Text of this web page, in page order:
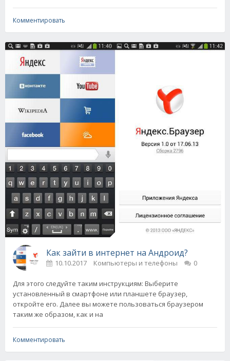
Комментировать
Как зайти в интернет на Андроид?
10.10.2017 Компьютеры и телефоны 0
Для этого следуйте таким инструкциям: Выберите
установленный в смартфоне или планшете браузер,
откройте его. Далее вы можете пользоваться браузером
таким же образом, как и на
Комментировать